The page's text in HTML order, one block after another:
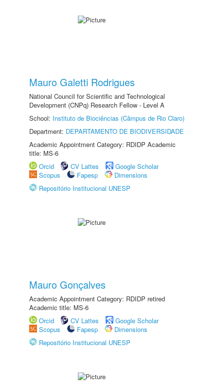
Mauro Galetti Rodrigues
National Council for Scientific and Technological
Development (CNPq) Research Fellow - Level A
School: Instituto de Biociências (Câmpus de Rio Claro)
Department: DEPARTAMENTO DE BIODIVERSIDADE
Academic Appointment Category: RDIDP Academic
title: MS-6
Orcid
CV Lattes
Google Scholar
Scopus
Fapesp
Dimensions
Repositório Institucional UNESP
Mauro Gonçalves
Academic Appointment Category: RDIDP retired
Academic title: MS-6
Orcid
CV Lattes
Google Scholar
Scopus
Fapesp
Dimensions
Repositório Institucional UNESP